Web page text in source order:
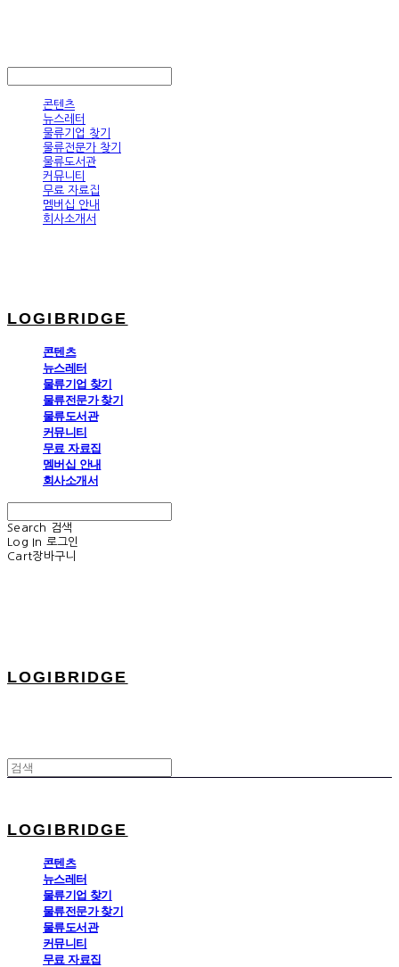
콘텐츠
뉴스레터
물류기업 찾기
물류전문가 찾기
물류도서관
커뮤니티
무료 자료집
멤버십 안내
회사소개서
LOGIBRIDGE
콘텐츠
뉴스레터
물류기업 찾기
물류전문가 찾기
물류도서관
커뮤니티
무료 자료집
멤버십 안내
회사소개서
Search
검색
Log In 로그인
Cart장바구니
LOGIBRIDGE
LOGIBRIDGE
콘텐츠
뉴스레터
물류기업 찾기
물류전문가 찾기
물류도서관
커뮤니티
무료 자료집